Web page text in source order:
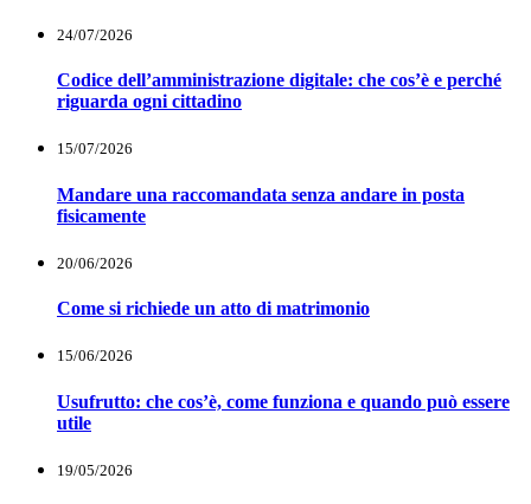
24/07/2026
Codice dell’amministrazione digitale: che cos’è e perché
riguarda ogni cittadino
15/07/2026
Mandare una raccomandata senza andare in posta
fisicamente
20/06/2026
Come si richiede un atto di matrimonio
15/06/2026
Usufrutto: che cos’è, come funziona e quando può essere
utile
19/05/2026